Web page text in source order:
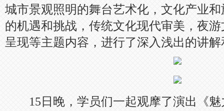
城市景观照明的舞台艺术化，文化产业
的机遇和挑战，传统文化现代审美，夜
呈现等主题内容，进行了深入浅出的讲
15日晚，学员们一起观摩了演出《魅